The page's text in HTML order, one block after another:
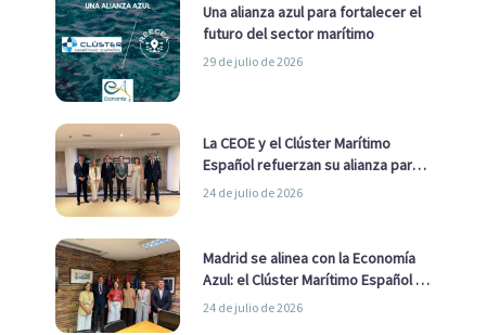
Una alianza azul para fortalecer el
futuro del sector marítimo
29 de julio de 2026
La CEOE y el Clúster Marítimo
Español refuerzan su alianza para
impulsar una estrategia Nacional
24 de julio de 2026
Madrid se alinea con la Economía
Azul: el Clúster Marítimo Español y
la Real Liga Naval avanzan alianzas
24 de julio de 2026